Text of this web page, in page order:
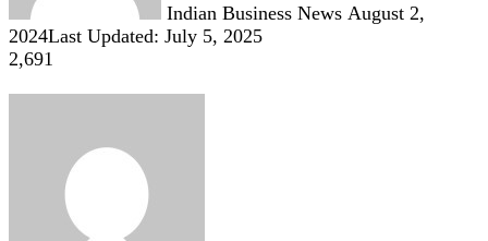
Indian Business News August 2,
2024Last Updated: July 5, 2025
2,691